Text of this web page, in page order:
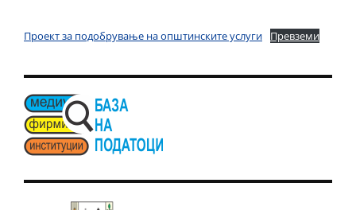
Проект за подобрување на општинските услуги Превземи